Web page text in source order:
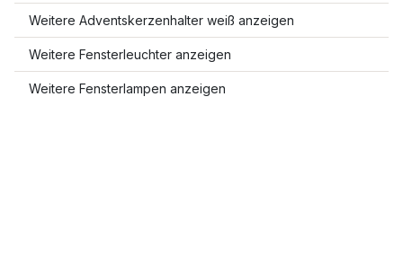
Weitere Adventskerzenhalter weiß anzeigen
Weitere Fensterleuchter anzeigen
Weitere Fensterlampen anzeigen